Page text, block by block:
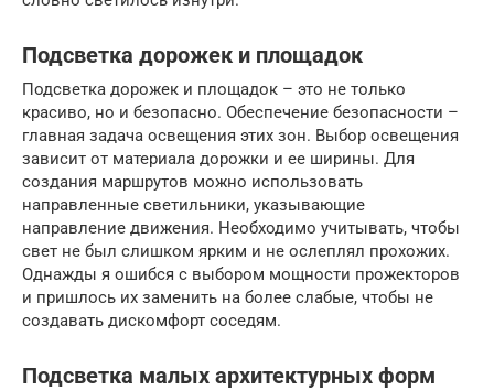
Подсветка дорожек и площадок
Подсветка дорожек и площадок – это не только
красиво, но и безопасно. Обеспечение безопасности –
главная задача освещения этих зон. Выбор освещения
зависит от материала дорожки и ее ширины. Для
создания маршрутов можно использовать
направленные светильники, указывающие
направление движения. Необходимо учитывать, чтобы
свет не был слишком ярким и не ослеплял прохожих.
Однажды я ошибся с выбором мощности прожекторов
и пришлось их заменить на более слабые, чтобы не
создавать дискомфорт соседям.
Подсветка малых архитектурных форм